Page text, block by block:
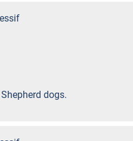
dogs.